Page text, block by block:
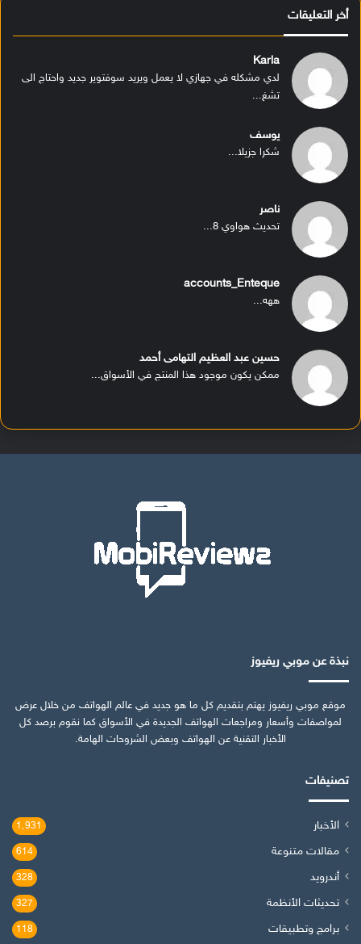
أخر التعليقات
Karla
لدي مشكله في جهازي لا يعمل ويريد سوفتوير جديد واحتاج الى
تشغ...
يوسف
شكرا جزيلا...
ناصر
تحديث هواوي 8...
accounts_Enteque
ههه...
حسين عبد العظيم التهامى أحمد
ممكن يكون موجود هذا المنتج في الأسواق...
نبذة عن موبي ريفيوز
موقع موبي ريفيوز يهتم بتقديم كل ما هو جديد في عالم الهواتف من خلال عرض
لمواصفات وأسعار ومراجعات الهواتف الجديدة في الأسواق كما نقوم برصد كل
الأخبار التقنية عن الهواتف وبعض الشروحات الهامة.
تصنيفات
الأخبار 1٬931
مقالات متنوعة 614
أندرويد 328
تحديثات الأنظمة 327
برامج وتطبيقات 118